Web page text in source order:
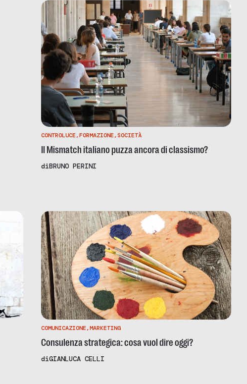
CONTROLUCE,FORMAZIONE,SOCIETÀ
Il Mismatch italiano puzza ancora di classismo?
diBRUNO PERINI
COMUNICAZIONE,MARKETING
Consulenza strategica: cosa vuol dire oggi?
diGIANLUCA CELLI